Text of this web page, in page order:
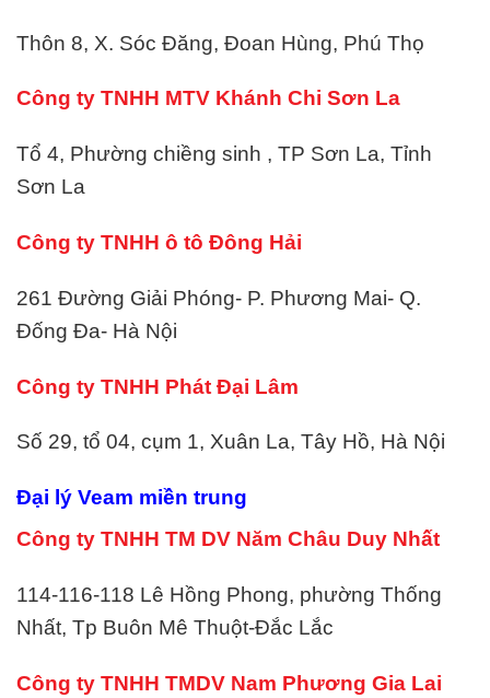
Thôn 8, X. Sóc Đăng, Đoan Hùng, Phú Thọ
Công ty TNHH MTV Khánh Chi Sơn La
Tổ 4, Phường chiềng sinh , TP Sơn La, Tỉnh
Sơn La
Công ty TNHH ô tô Đông Hải
261 Đường Giải Phóng- P. Phương Mai- Q.
Đống Đa- Hà Nội
Công ty TNHH Phát Đại Lâm
Số 29, tổ 04, cụm 1, Xuân La, Tây Hồ, Hà Nội
Đại lý Veam miền trung
Công ty TNHH TM DV Năm Châu Duy Nhất
114-116-118 Lê Hồng Phong, phường Thống
Nhất, Tp Buôn Mê Thuột-Đắc Lắc
Công ty TNHH TMDV Nam Phương Gia Lai